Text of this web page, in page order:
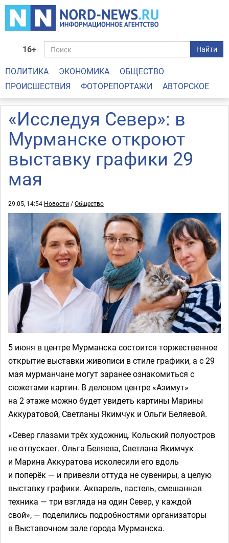
16+ Найти
ПОЛИТИКА ЭКОНОМИКА
ОБЩЕСТВО
ПРОИСШЕСТВИЯ
ФОТОРЕПОРТАЖИ АВТОРСКОЕ
«Исследуя Север»: в
Мурманске откроют
выставку графики 29
мая
29.05, 14:54 Новости /Общество
5 июня в центре Мурманска состоится торжественное
открытие выставки живописи в стиле графики, а с 29
мая мурманчане могут заранее ознакомиться с
сюжетами картин. В деловом центре «Азимут»
на 2 этаже можно будет увидеть картины Марины
Аккуратовой, Светланы Якимчук и Ольги Беляевой.
«Север глазами трёх художниц. Кольский полуостров
не отпускает. Ольга Беляева, Светлана Якимчук
и Марина Аккуратова исколесили его вдоль
и поперёк — и привезли оттуда не сувениры, а целую
выставку графики. Акварель, пастель, смешанная
техника — три взгляда на один Север, у каждой
свой», — поделились подробностями организаторы
в Выставочном зале города Мурманска.